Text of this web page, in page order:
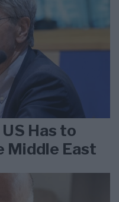
Has to
Middle East